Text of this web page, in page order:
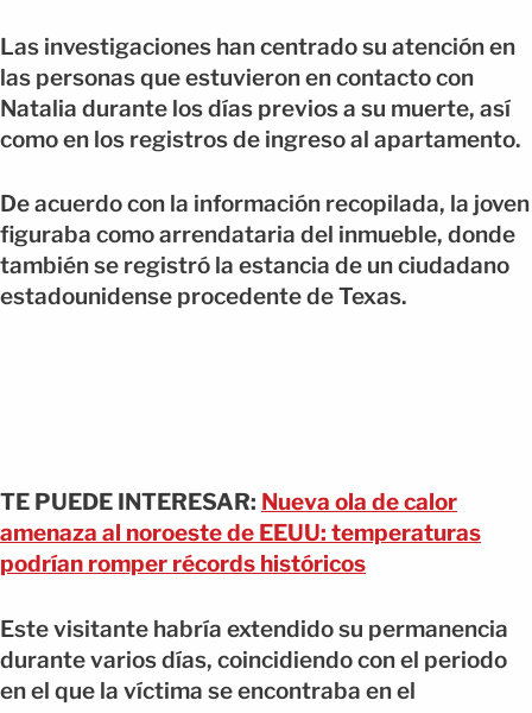
Las investigaciones han centrado su atención en
las personas que estuvieron en contacto con
Natalia durante los días previos a su muerte, así
como en los registros de ingreso al apartamento.
De acuerdo con la información recopilada, la joven
figuraba como arrendataria del inmueble, donde
también se registró la estancia de un ciudadano
estadounidense procedente de Texas.
TE PUEDE INTERESAR: Nueva ola de calor
amenaza al noroeste de EEUU: temperaturas
podrían romper récords históricos
Este visitante habría extendido su permanencia
durante varios días, coincidiendo con el periodo
en el que la víctima se encontraba en el